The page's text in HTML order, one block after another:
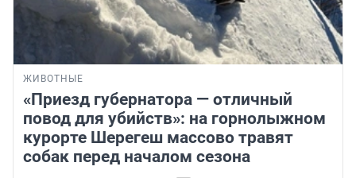
ЖИВОТНЫЕ
«Приезд губернатора — отличный
повод для убийств»: на горнолыжном
курорте Шерегеш массово травят
собак перед началом сезона